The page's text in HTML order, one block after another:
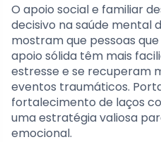
O apoio social e familiar
decisivo na saúde mental
mostram que pessoas
apoio sólida têm mais
estresse e se recuperam
eventos traumáticos.
fortalecimento de laços
uma estratégia valiosa
emocional.